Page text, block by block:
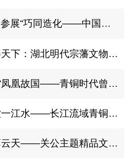
我馆三件珍贵文物 参展“巧同造化——中国古代科技文物精华展”
我馆文物参展“藩屏天下：湖北明代宗藩文物特展”
我馆文物赴美参加“凤凰故国——青铜时代曾楚艺术展”
我馆文物参展“共饮一江水——长江流域青铜文明特展”
我馆文物参展“义薄云天——关公主题精品文物展”